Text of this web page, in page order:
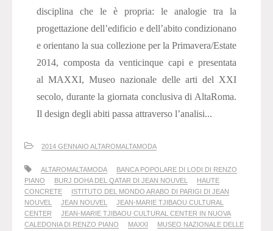
disciplina che le è propria: le analogie tra la
progettazione dell’edificio e dell’abito condizionano
e orientano la sua collezione per la Primavera/Estate
2014, composta da venticinque capi e presentata
al MAXXI, Museo nazionale delle arti del XXI
secolo, durante la giornata conclusiva di AltaRoma.
Il design degli abiti passa attraverso l’analisi...
2014 GENNAIO ALTAROMALTAMODA
ALTAROMALTAMODA
BANCA POPOLARE DI LODI DI RENZO
PIANO
BURJ DOHA DEL QATAR DI JEAN NOUVEL
HAUTE
CONCRETE
ISTITUTO DEL MONDO ARABO DI PARIGI DI JEAN
NOUVEL
JEAN NOUVEL
JEAN-MARIE TJIBAOU CULTURAL
CENTER
JEAN-MARIE TJIBAOU CULTURAL CENTER IN NUOVA
CALEDONIA DI RENZO PIANO
MAXXI
MUSEO NAZIONALE DELLE